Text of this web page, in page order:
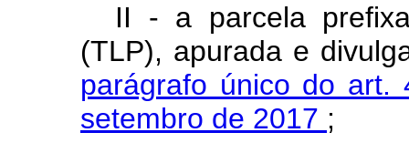
II - a parcela
(TLP), apurada e
parágrafo único do art.
setembro de 2017 ;